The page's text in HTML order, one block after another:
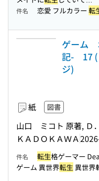
件名 恋愛 フルカラー 転
ゲーム
記- 17 (
ジ)
紙 図書
山口 ミコト 原著, Ｄ
ＫＡＤＯＫＡＷＡ
件名 転生格ゲーマー
ゲーム 異世界転生異世界